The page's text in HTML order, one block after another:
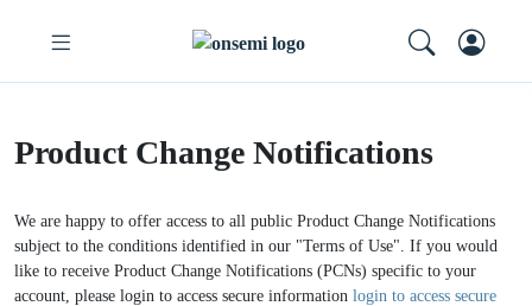
Product Change Notifications
We are happy to offer access to all public Product Change Notifications
subject to the conditions identified in our "Terms of Use". If you would
like to receive Product Change Notifications (PCNs) specific to your
account, please login to access secure information login to access secure